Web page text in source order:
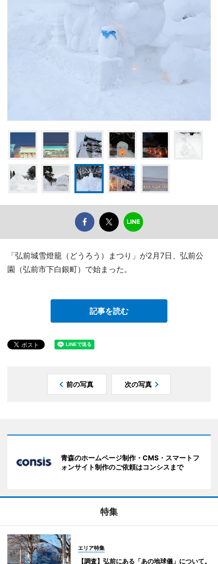
「弘前城雪燈籠（どうろう）まつり」が2月7日、弘前公
園（弘前市下白銀町）で始まった。
記事を読む
前の写真 次の写真
青森のホームページ制作・CMS・スマートフ
ォンサイト制作のご依頼はコンシスまで
特集
エリア特集
【調査】弘前にある「あの地球儀」について。